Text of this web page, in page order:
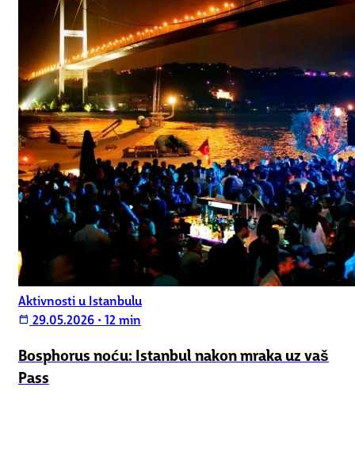
Aktivnosti u Istanbulu
calendar_today 29.05.2026 • 12 min
Bosphorus noću: Istanbul nakon mraka uz vaš
Pass